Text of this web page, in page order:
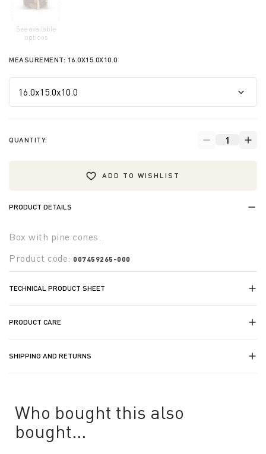
See available
optionsselected
MEASUREMENT: 16.0X15.0X10.0
QUANTITY:
ADD TO WISHLIST
PRODUCT DETAILS
Box with pine cones.
Product code: 007459265-000
TECHNICAL PRODUCT SHEET
PRODUCT CARE
SHIPPING AND RETURNS
Who bought this also
bought...